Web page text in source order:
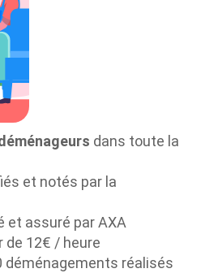
dans toute la
et notés par la
et assuré par AXA
de 12€ / heure
déménagements réalisés